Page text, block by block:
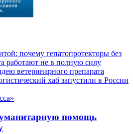
почему гепатопротекторы без
работают не в полную силу
ветеринарного препарата
хаб запустили в России
помощь